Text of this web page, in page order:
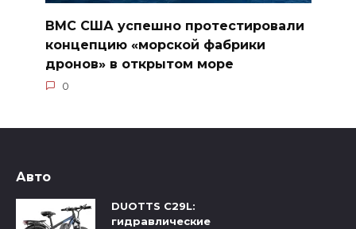
ВМС США успешно протестировали
концепцию «морской фабрики
дронов» в открытом море
0
Авто
DUOTTS C29L:
гидравлические